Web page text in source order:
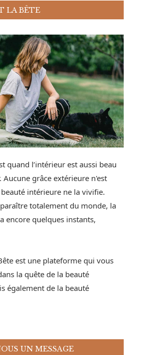
LA BÊTE
quand l’intérieur est aussi beau
Aucune grâce extérieure n'est
intérieure ne la vivifie.
totalement du monde, la
encore quelques instants,
est une plateforme qui vous
la quête de la beauté
également de la beauté
UN MESSAGE